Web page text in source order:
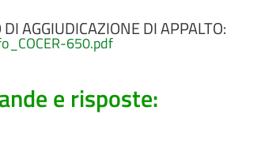
AGGIUDICAZIONE DI APPALTO:
650.pdf
e risposte: